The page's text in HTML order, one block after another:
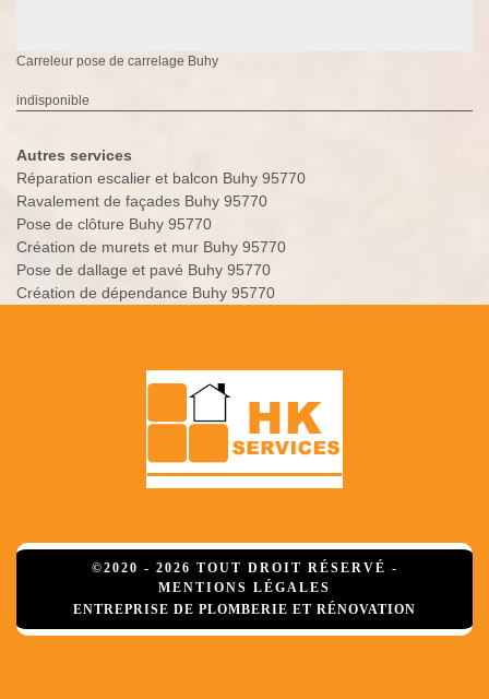
Carreleur pose de carrelage Buhy
indisponible
Autres services
Réparation escalier et balcon Buhy 95770
Ravalement de façades Buhy 95770
Pose de clôture Buhy 95770
Création de murets et mur Buhy 95770
Pose de dallage et pavé Buhy 95770
Création de dépendance Buhy 95770
©2020 - 2026 TOUT DROIT RÉSERVÉ -
MENTIONS LÉGALES
ENTREPRISE DE PLOMBERIE ET RÉNOVATION